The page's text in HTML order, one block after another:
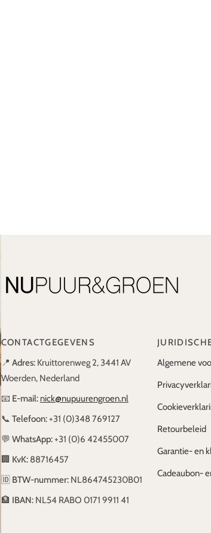
CONTACTGEGEVENS
📍 Adres:Kruittorenweg 2, 3441 AV
Woerden, Nederland
📧 E-mail: nick@nupuurengroen.nl
📞 Telefoon:+31 (0)348 769127
💬 WhatsApp:+31 (0)6 42455007
🏢 KvK:88716457
🆔 BTW-nummer:NL864745230B01
🏦 IBAN:NL54 RABO 0171 9911 41
Algemene
Retourbeleid
Garantie- en
Cadeaubon-